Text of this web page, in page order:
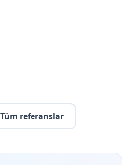
Tüm referanslar